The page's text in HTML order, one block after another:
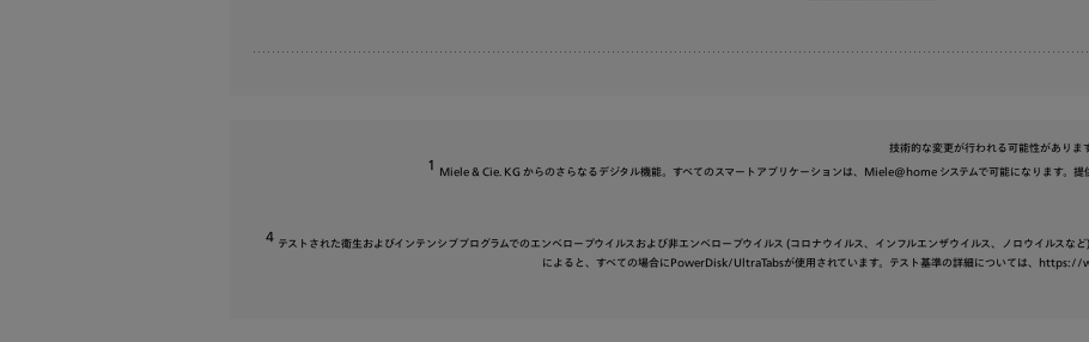
技術的な変更が行われる可能性がありま
1
Miele & Cie. KG からのさらなるデジタル機能。すべてのスマートアプリケーションは、Miele@home システムで可能になります。提
4
テストされた衛生およびインテンシブプログラムでのエンベロープウイルスおよび非エンベロープウイルス (コロナウイルス、インフルエンザウイルス、ノロウイルスな
によると、すべての場合にPowerDisk/UltraTabsが使用されています。テスト基準の詳細については、